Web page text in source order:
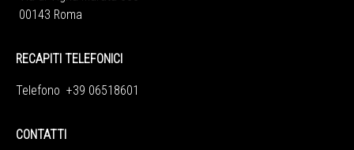
00143 Roma
RECAPITI TELEFONICI
Telefono +39 06518601
CONTATTI